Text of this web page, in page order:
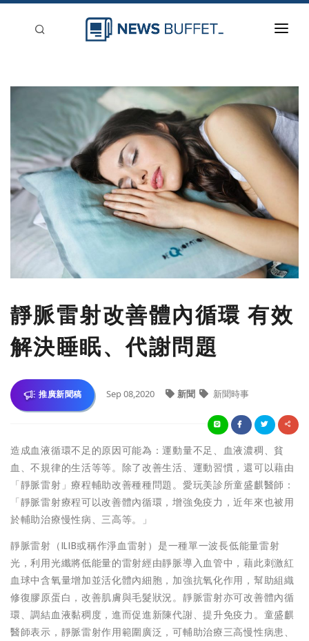
刊登
靜脈雷射改善體內循環 有效
解決睡眠、代謝問題
推廣新聞稿 Sep 08,2020 新聞 新聞時事
造成血液循環不足的原因可能為：運動量不足、血液濃稠、貧
血、不規律的生活等等。除了改善生活、運動習慣，還可以藉由
「靜脈雷射」療程輔助改善種種問題。愛玩美診所童盛麒醫師：
「靜脈雷射療程可以改善體內循環，增強免疫力，近年來也被用
於輔助治療慢性病、三高等。」
靜脈雷射（ILIB或稱作淨血雷射）是一種單一波長低能量雷射
光，利用光纖將低能量的雷射經由靜脈導入血管中，藉此刺激紅
血球中含氧量增加並活化體內細胞，加強抗氧化作用，幫助組織
修復膠原蛋白，改善肌膚與毛髮狀況。靜脈雷射亦可改善體內循
環、調結血液黏稠度，進而促進新陳代謝、提升免疫力。童盛麒
醫師表示，靜脈雷射作用範圍廣泛，可輔助治療三高慢性病患、